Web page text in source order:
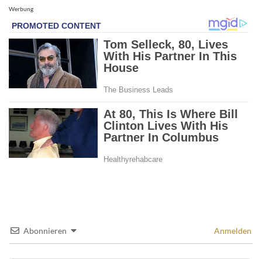
Werbung
Abonnieren Anmelden